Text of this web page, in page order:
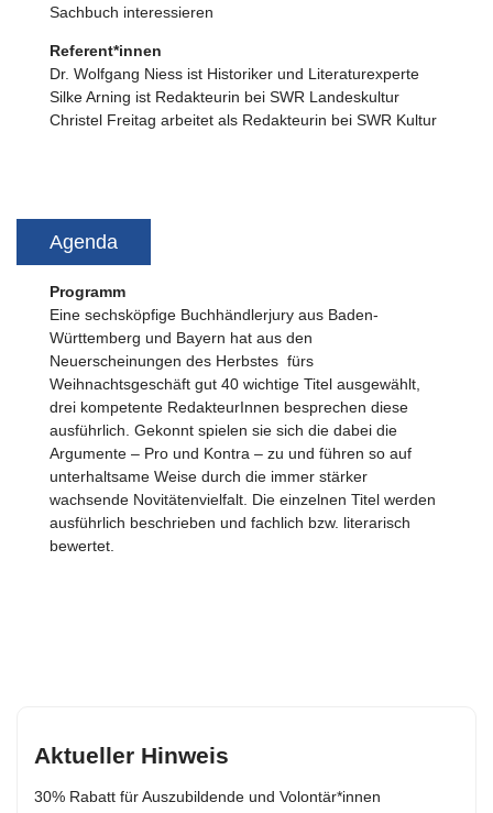
Sachbuch interessieren
Referent*innen
Dr. Wolfgang Niess ist Historiker und Literaturexperte
Silke Arning ist Redakteurin bei SWR Landeskultur
Christel Freitag arbeitet als Redakteurin bei SWR Kultur
Agenda
Programm
Eine sechsköpfige Buchhändlerjury aus Baden-
Württemberg und Bayern hat aus den
Neuerscheinungen des Herbstes fürs
Weihnachtsgeschäft gut 40 wichtige Titel ausgewählt,
drei kompetente RedakteurInnen besprechen diese
ausführlich. Gekonnt spielen sie sich die dabei die
Argumente – Pro und Kontra – zu und führen so auf
unterhaltsame Weise durch die immer stärker
wachsende Novitätenvielfalt. Die einzelnen Titel werden
ausführlich beschrieben und fachlich bzw. literarisch
bewertet.
Aktueller Hinweis
30% Rabatt für Auszubildende und Volontär*innen